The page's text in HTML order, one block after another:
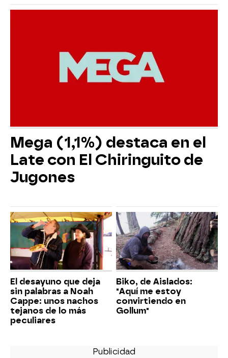
Mega (1,1%) destaca en el
Late con El Chiringuito de
Jugones
El desayuno que deja
sin palabras a Noah
Cappe: unos nachos
tejanos de lo más
peculiares
Biko, de Aislados:
"Aquí me estoy
convirtiendo en
Gollum"